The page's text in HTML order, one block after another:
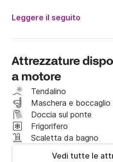
professionista che
perfetta a bordo. Ti
uniche e ti fermerai a
a bordo della barca in
Parliamo di una barca ben
prendere il sole su diversi
maggiore comodità,
Ha un tavolo rimovibile a
cene a bordo con un buon
Leggere il seguito
Attrezzature
a motore
Tendalino
Maschera e boccaglio
Doccia sul ponte
Frigorifero
Scaletta da bagno
Vedi tutte le